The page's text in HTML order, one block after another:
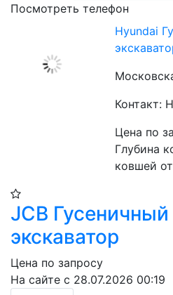
Посмотреть телефон
Hyundai
Контакт:
Цена по
Глубина
ковшей
JCB
экскаватор
Цена по запросу
На сайте с 28.07.2026 00:19